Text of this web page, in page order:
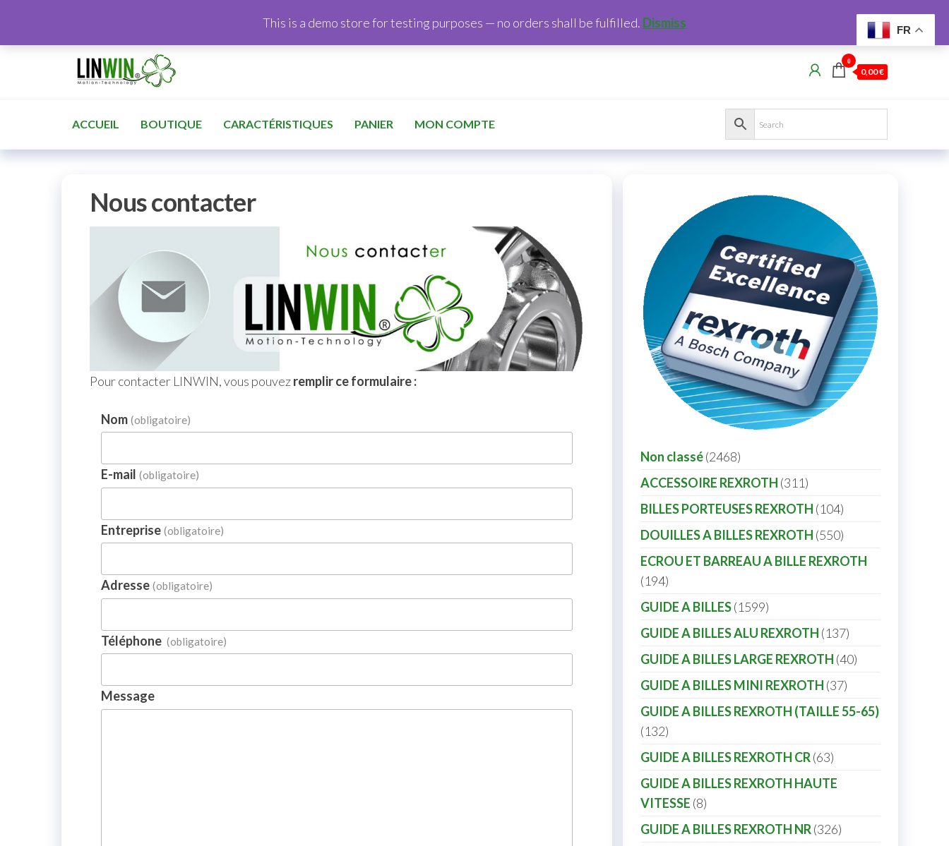
0
0,00 €
ACCUEIL BOUTIQUE CARACTÉRISTIQUES PANIER MON COMPTE
Nous contacter
Pour contacter LINWIN, vous pouvezremplir ce formulaire :
Nom (obligatoire)
E-mail (obligatoire)
Entreprise (obligatoire)
Adresse (obligatoire)
Téléphone (obligatoire)
Message
Non classé 2468
ACCESSOIRE REXROTH 311
BILLES PORTEUSES REXROTH 104
DOUILLES A BILLES REXROTH 550
ECROU ET BARREAU A BILLE REXROTH
194
GUIDE A BILLES 1599
GUIDE A BILLES ALU REXROTH 137
GUIDE A BILLES LARGE REXROTH 40
GUIDE A BILLES MINI REXROTH 37
GUIDE A BILLES REXROTH (TAILLE 55-65)
132
GUIDE A BILLES REXROTH CR 63
GUIDE A BILLES REXROTH HAUTE
VITESSE 8
GUIDE A BILLES REXROTH NR 326
FR
This is a demo store for testing purposes — no orders shall be fulfilled. Dismiss